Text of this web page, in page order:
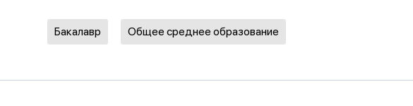
Бакалавр Общее среднее образование